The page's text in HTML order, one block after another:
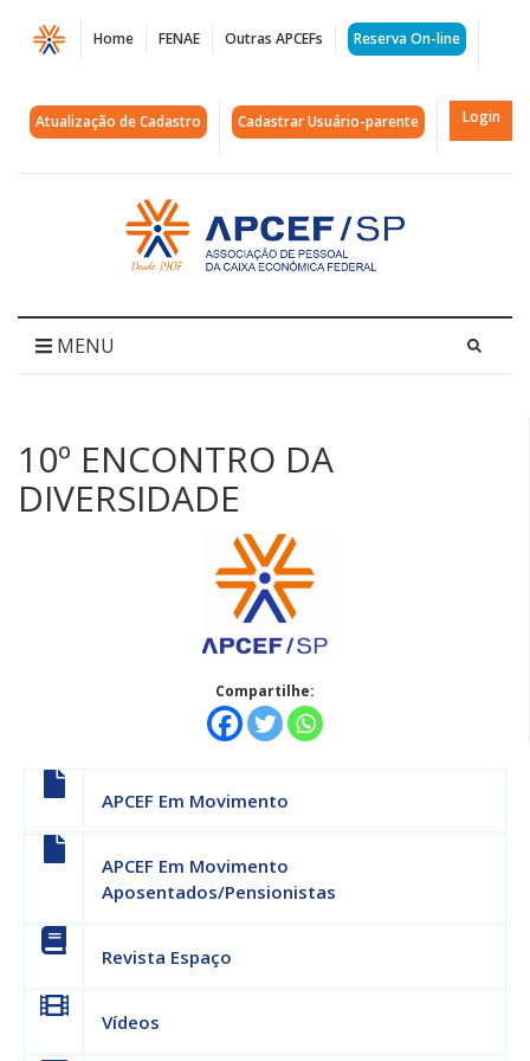
Página
10º
ENCONTRO
DIVERSIDADE
Home FENAE Outras APCEFs Reserva On-line
Atualização de Cadastro Cadastrar Usuário-parente Login
Acessar
página
inicial
MENU
10º ENCONTRO DA
DIVERSIDADE
Compartilhe:
APCEF Em Movimento
APCEF Em Movimento
Aposentados/Pensionistas
Revista Espaço
Vídeos